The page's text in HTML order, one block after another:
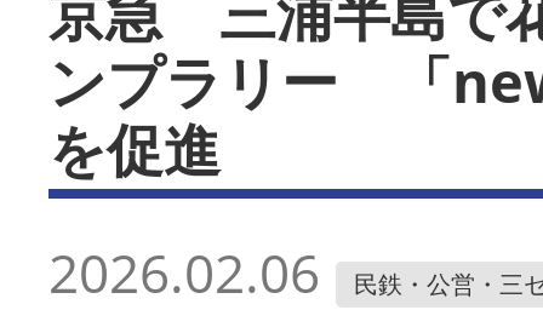
ンプラリー 「
を促進
2026.02.06 民鉄・公営・三